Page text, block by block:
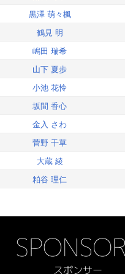
黒澤 萌々楓
鶴見 明
嶋田 瑞希
山下 夏歩
小池 花怜
坂間 香心
金入 さわ
菅野 千草
大蔵 綾
粕谷 理仁